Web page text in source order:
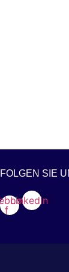
FOLGEN SIE
f
Linkedin